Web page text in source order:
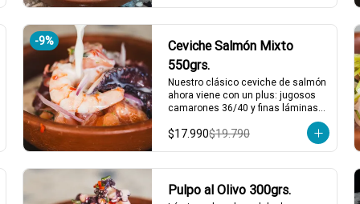
-9%
Ceviche Salmón Mixto
550grs.
Nuestro clásico ceviche de salmón
ahora viene con un plus: jugosos
camarones 36/40 y finas láminas
combinación perfecta de sabores
frescos y marinos, todo bañado en
tu paladar 🐟🦐🦑
2 a 3 personas comen de este
plato y hasta 4 picotean!
$17.990$19.790
Pulpo al Olivo 300grs.